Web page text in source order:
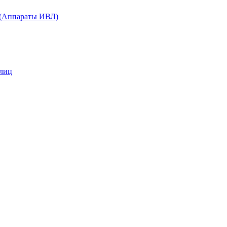
(Аппараты ИВЛ)